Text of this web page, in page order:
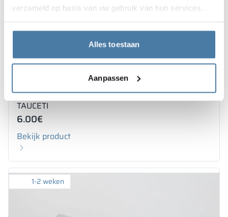
verzameld op basis van uw gebruik van hun services.
Alles toestaan
Aanpassen
Scharnier voor toiletcabines 10-28mm, grijs
TAUCETI
6.00€
Bekijk product
1-2 weken